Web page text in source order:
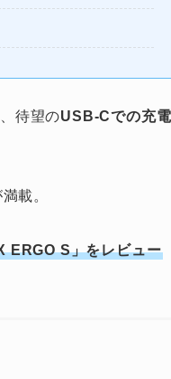
待望のUSB-Cでの充電
載。
ERGO S」をレビュー